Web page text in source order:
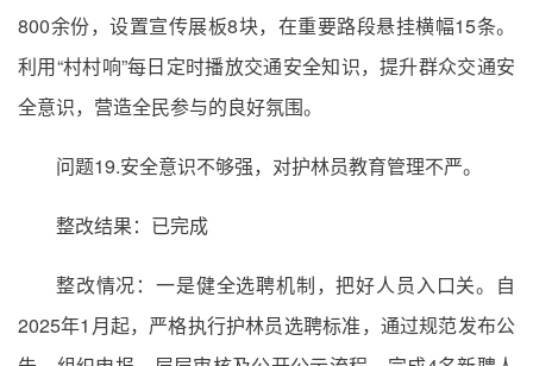
800余份，设置宣传展板8块，在重要路段悬挂横幅15条。
利用“村村响”每日定时播放交通安全知识，提升群众交通安
全意识，营造全民参与的良好氛围。
问题19.安全意识不够强，对护林员教育管理不严。
整改结果：已完成
整改情况：一是健全选聘机制，把好人员入口关。自
2025年1月起，严格执行护林员选聘标准，通过规范发布公